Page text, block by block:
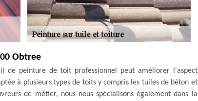
Obtree
de peinture de toit professionnel peut améliorer l'aspect
à plusieurs types de toits y compris les tuiles de béton et
de métier, nous nous spécialisons également dans la